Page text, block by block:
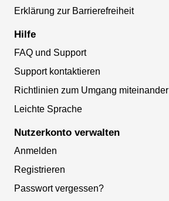
Erklärung zur Barrierefreiheit
Hilfe
FAQ und Support
Support kontaktieren
Richtlinien zum Umgang miteinander
Leichte Sprache
Nutzerkonto verwalten
Anmelden
Registrieren
Passwort vergessen?